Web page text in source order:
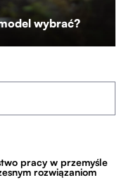
wybrać?
pracy w przemyśle
rozwiązaniom